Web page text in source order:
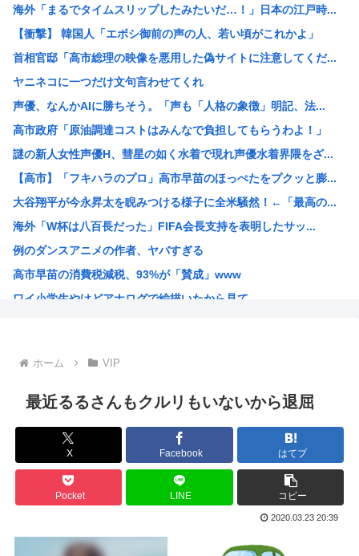
【悲報】「米軍を粉砕しろ！」在韓米軍基地に突入した韓国学...
税務署員1億円超脱税疑い 詐取金で競艇か、国税当局
【動画あり】ミスイタリア地方予選、黒人女性が優勝し炎上
早めに予約した通路側の席に、見知らぬ母子が。車掌の呼びか...
ショートスリーパーさん「寝たほうがいいのでは？」にブチギ...
トッモ「ワイ5年かけて500万貯めてん、これで焼き鳥屋や...
理容室経営て今から難しい？収入や資金、集客はどれくらい必...
高市早苗の消費税減税、93%が「賛成」www
首相官邸、"映え"を意識した高市首相熊本訪問の感動BGM...
【画像】女子高生さん、男に抱かれまくった結果www
【動画】 広島記念公園を追い出された左翼さん、流石にキモ...
【批判】ラノベ作家（52）「新作ラブコメ書いたぞ！ｗ」X...
海外「まるでタイムスリップしたみたいだ…！」日本の江戸時...
【衝撃】 韓国人「エボシ御前の声の人、若い頃がこれかよ」
首相官邸「高市総理の映像を悪用した偽サイトに注意してくだ...
ヤニネコに一つだけ文句言わせてくれ
声優、なんかAIに勝ちそう。「声も「人格の象徴」明記、法...
高市政府「原油調達コストはみんなで負担してもらうわよ！」
謎の新人女性声優H、彗星の如く水着で現れ声優水着界隈をざ...
【高市】「フキハラのプロ」高市早苗のほっぺたをプクッと膨...
大谷翔平が今永昇太を睨みつける様子に全米騒然！←「最高の...
海外「W杯は八百長だった」FIFA会長支持を表明したサッ...
例のダンスアニメの作者、ヤバすぎる
高市早苗の消費税減税、93%が「賛成」www
ワイ小学生やけどアナログで絵描いたから見て
ちいかわのモモンガ、逝きそう
韓国人「韓国に10年間の出場権剥奪や過去ワールドカップ、...
アキバ冥途戦争とかいうアニメwww
【画像】小池百合子×高市早苗
【高市】ゴラム(56歳)、女子中学生をナイフで脅し性的暴...
5ちゃんのどこでもいいけど、日本人の税金使って日本人批判...
海外「あるある！」日本を旅行した外国人が患う新たな症状「...
ホーム VIP
最近るるさんもクルリもいないから退屈
X Facebook はてブ
Pocket LINE コピー
2020.03.23 20:39